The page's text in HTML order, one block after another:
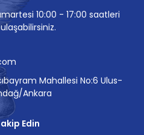
10:00 - 17:00 saatleri
Mahallesi No:6 Ulus-
Ankara
Edin